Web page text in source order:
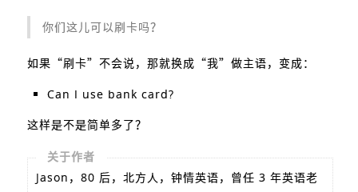
你们这儿可以刷卡吗？
如果“刷卡”不会说，那就换成“我”做主语，变成：
Can I use bank card?
这样是不是简单多了？
关于作者
Jason，80 后，北方人，钟情英语，曾任 3 年英语老